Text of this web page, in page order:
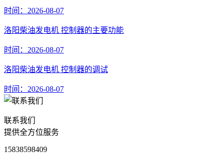
时间：2026-08-07
洛阳柴油发电机 控制器的主要功能
时间：2026-08-07
洛阳柴油发电机 控制器的调试
时间：2026-08-07
联系我们
提供全方位服务
15838598409